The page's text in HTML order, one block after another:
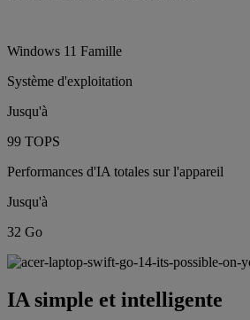
Windows 11 Famille
Système d'exploitation
Jusqu'à
99 TOPS
Performances d'IA totales sur l'appareil
Jusqu'à
32 Go
IA simple et intelligente